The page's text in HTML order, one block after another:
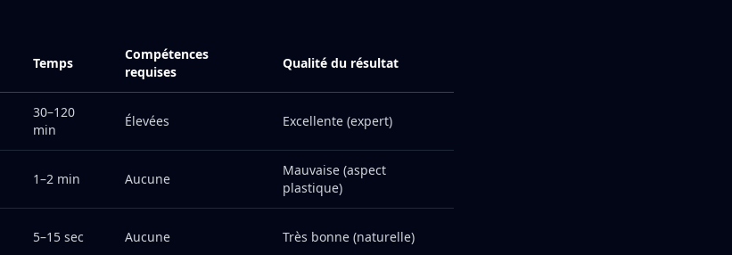
Temps
Compétences
requises
Qualité du résultat
30–120
min
Élevées Excellente (expert)
1–2 min Aucune
Mauvaise (aspect
plastique)
5–15 sec Aucune Très bonne (naturelle)